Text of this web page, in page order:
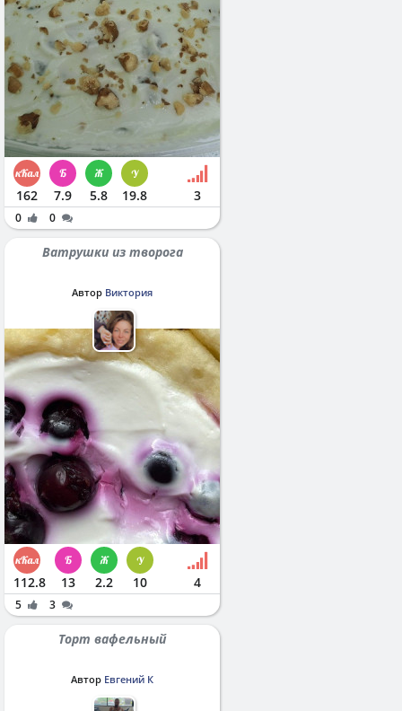
162 7.9 5.8 19.8 3
0 0
Ватрушки из творога
Автор Виктория
112.8 13 2.2 10 4
5 3
Торт вафельный
Автор Евгений К